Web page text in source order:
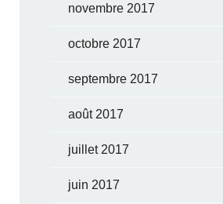
novembre 2017
octobre 2017
septembre 2017
août 2017
juillet 2017
juin 2017